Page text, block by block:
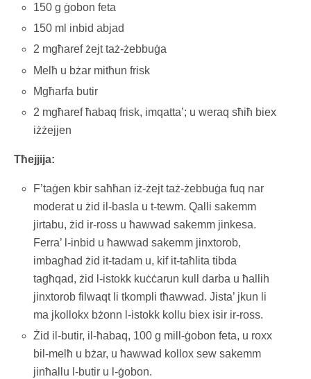
150 g ġobon feta
150 ml inbid abjad
2 mgħaref żejt taż-żebbuġa
Melħ u bżar mitħun frisk
Mgħarfa butir
2 mgħaref ħabaq frisk, imqatta’; u weraq sħiħ biex
iżżejjen
Tħejjija:
F’taġen kbir saħħan iż-żejt taż-żebbuġa fuq nar
moderat u żid il-basla u t-tewm. Qalli sakemm
jirtabu, żid ir-ross u ħawwad sakemm jinkesa.
Ferra’ l-inbid u ħawwad sakemm jinxtorob,
imbagħad żid it-tadam u, kif it-taħlita tibda
tagħqad, żid l-istokk kuċċarun kull darba u ħallih
jinxtorob filwaqt li tkompli tħawwad. Jista’ jkun li
ma jkollokx bżonn l-istokk kollu biex isir ir-ross.
Żid il-butir, il-ħabaq, 100 g mill-ġobon feta, u roxx
bil-melħ u bżar, u ħawwad kollox sew sakemm
jinħallu l-butir u l-ġobon.